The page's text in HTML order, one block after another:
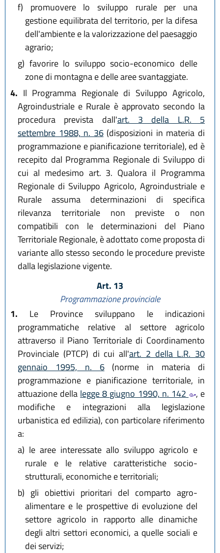
f) promuovere lo sviluppo rurale per una
gestione equilibrata del territorio, per la difesa
dell'ambiente e la valorizzazione del paesaggio
agrario;
g) favorire lo sviluppo socio-economico delle
zone di montagna e delle aree svantaggiate.
4. Il Programma Regionale di Sviluppo Agricolo,
Agroindustriale e Rurale è approvato secondo la
procedura prevista dall'art. 3 della L.R. 5
settembre 1988, n. 36(disposizioni in materia di
programmazione e pianificazione territoriale), ed è
recepito dal Programma Regionale di Sviluppo di
cui al medesimo art. 3. Qualora il Programma
Regionale di Sviluppo Agricolo, Agroindustriale e
Rurale assuma determinazioni di specifica
rilevanza territoriale non previste o non
compatibili con le determinazioni del Piano
Territoriale Regionale, è adottato come proposta di
variante allo stesso secondo le procedure previste
dalla legislazione vigente.
Art. 13
Programmazione provinciale
1. Le Province sviluppano le indicazioni
programmatiche relative al settore agricolo
attraverso il Piano Territoriale di Coordinamento
Provinciale (PTCP) di cui all'art. 2 della L.R. 30
gennaio 1995, n. 6(norme in materia di
programmazione e pianificazione territoriale, in
attuazione della legge 8 giugno 1990, n. 142
, e
modifiche e integrazioni alla legislazione
urbanistica ed edilizia), con particolare riferimento
a:
a) le aree interessate allo sviluppo agricolo e
rurale e le relative caratteristiche socio-
strutturali, economiche e territoriali;
b) gli obiettivi prioritari del comparto agro-
alimentare e le prospettive di evoluzione del
settore agricolo in rapporto alle dinamiche
degli altri settori economici, a quelle sociali e
dei servizi;